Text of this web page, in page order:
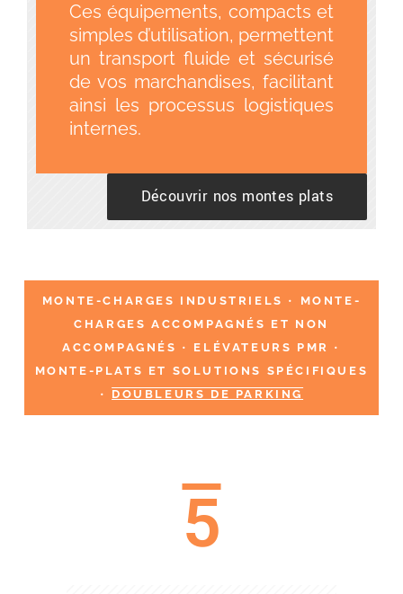
Ces équipements, compacts et
simples d’utilisation, permettent
un transport fluide et sécurisé
de vos marchandises, facilitant
ainsi les processus logistiques
internes.
Découvrir nos montes plats
MONTE-CHARGES INDUSTRIELS • MONTE-
CHARGES ACCOMPAGNÉS ET NON
ACCOMPAGNÉS • ELÉVATEURS PMR
•
MONTE-PLATS ET SOLUTIONS SPÉCIFIQUES
• DOUBLEURS DE PARKING
5